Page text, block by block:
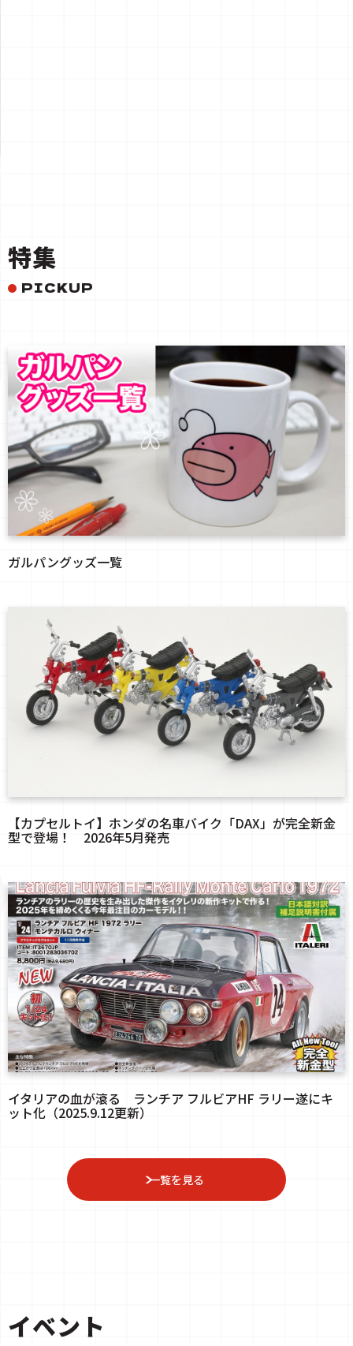
特集
PICKUP
ガルパングッズ一覧
【カプセルトイ】ホンダの名車バイク「DAX」が完全新金
型で登場！ 2026年5月発売
イタリアの血が滾る ランチア フルビアHF ラリー遂にキ
ット化（2025.9.12更新）
一覧を見る
イベント